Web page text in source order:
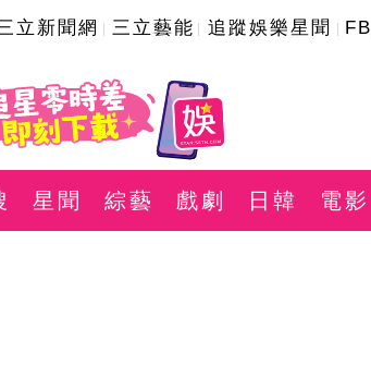
立新聞網 三立藝能 追蹤娛樂星聞 FB
星聞 綜藝 戲劇 日韓 電影